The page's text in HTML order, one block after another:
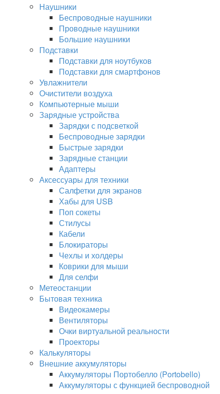
Наушники
Беспроводные наушники
Проводные наушники
Большие наушники
Подставки
Подставки для ноутбуков
Подставки для смартфонов
Увлажнители
Очистители воздуха
Компьютерные мыши
Зарядные устройства
Зарядки с подсветкой
Беспроводные зарядки
Быстрые зарядки
Зарядные станции
Адаптеры
Аксессуары для техники
Салфетки для экранов
Хабы для USB
Поп сокеты
Стилусы
Кабели
Блокираторы
Чехлы и холдеры
Коврики для мыши
Для селфи
Метеостанции
Бытовая техника
Видеокамеры
Вентиляторы
Очки виртуальной реальности
Проекторы
Калькуляторы
Внешние аккумуляторы
Аккумуляторы Портобелло (Portobello)
Аккумуляторы с функцией беспроводной